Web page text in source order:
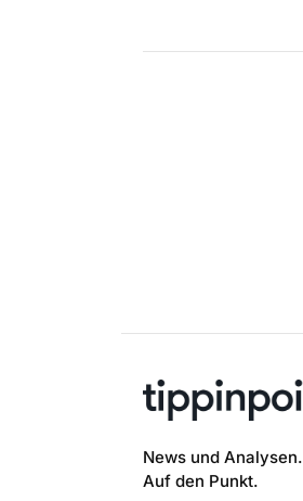
News und Analysen.
Auf den Punkt.